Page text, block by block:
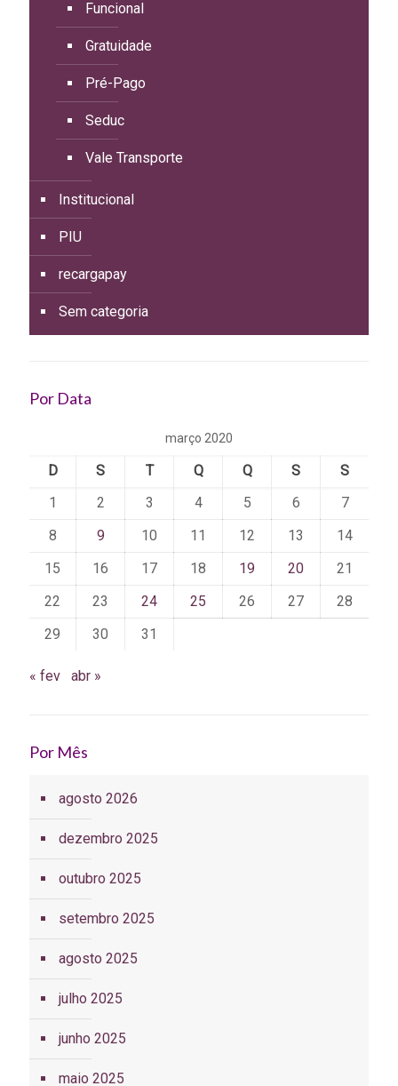
Funcional
Gratuidade
Pré-Pago
Seduc
Vale Transporte
Institucional
PIU
recargapay
Sem categoria
Por Data
março 2020
D S T Q Q S
S
1
2 3 4 5 6
7
8
9 10 11 12 13
14
15
16 17 18 19 20
21
22
23 24 25 26 27
28
29
30 31
« fev abr »
Por Mês
agosto 2026
dezembro 2025
outubro 2025
setembro 2025
agosto 2025
julho 2025
junho 2025
maio 2025